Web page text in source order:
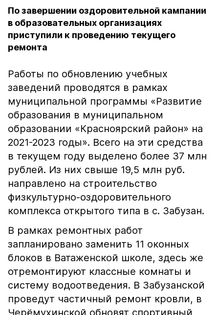
По завершении оздоровительной кампании
в образовательных организациях
приступили к проведению текущего
ремонта
Работы по обновлению учебных
заведений проводятся в рамках
муниципальной программы «Развитие
образования в муниципальном
образовании «Красноярский район» на
2021-2023 годы». Всего на эти средства
в текущем году выделено более 37 млн
рублей. Из них свыше 19,5 млн руб.
направлено на строительство
физкультурно-оздоровительного
комплекса открытого типа в с. Забузан.
В рамках ремонтных работ
запланировано заменить 11 оконных
блоков в Ватаженской школе, здесь же
отремонтируют классные комнаты и
систему водоотведения. В Забузанской
проведут частичный ремонт кровли, в
Черёмухинской обновят спортивный